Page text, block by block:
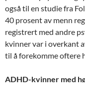
også til en studie fra
40 prosent av menn
registrert med andre
kvinner var i overkant
til å forekomme oftere
ADHD-kvinner med